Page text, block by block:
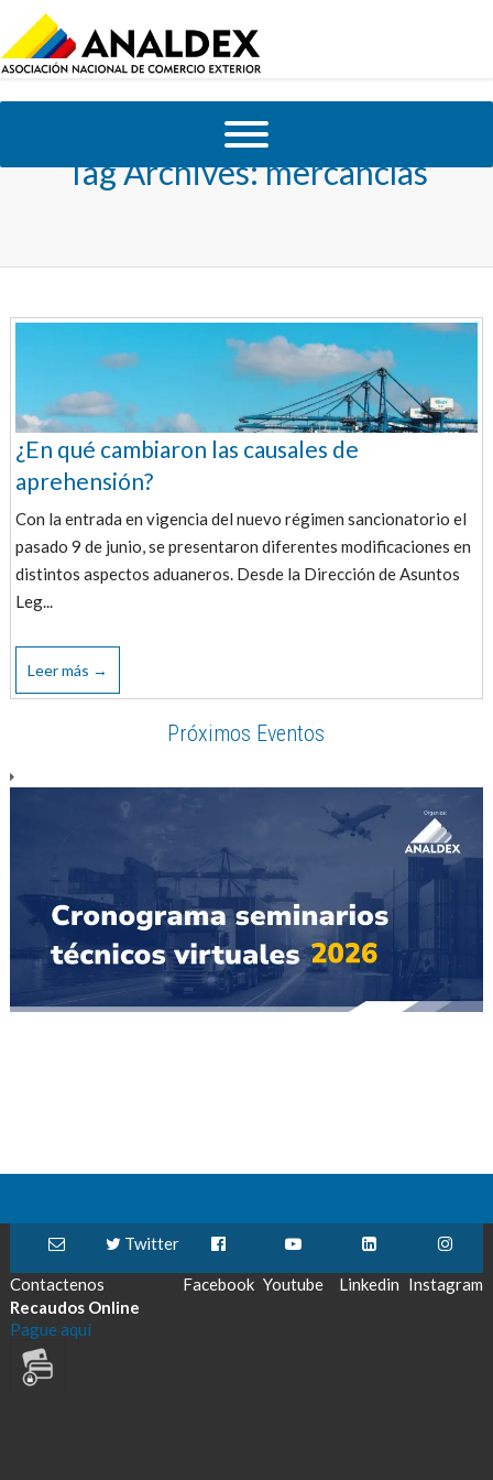
Tag Archives:mercancías
¿En qué cambiaron las causales de
aprehensión?
Con la entrada en vigencia del nuevo régimen sancionatorio el
pasado 9 de junio, se presentaron diferentes modificaciones en
distintos aspectos aduaneros. Desde la Dirección de Asuntos
Leg...
Leer más →
Próximos Eventos
Contactenos
Twitter
Facebook Youtube Linkedin Instagram
Recaudos Online
Pague aquí